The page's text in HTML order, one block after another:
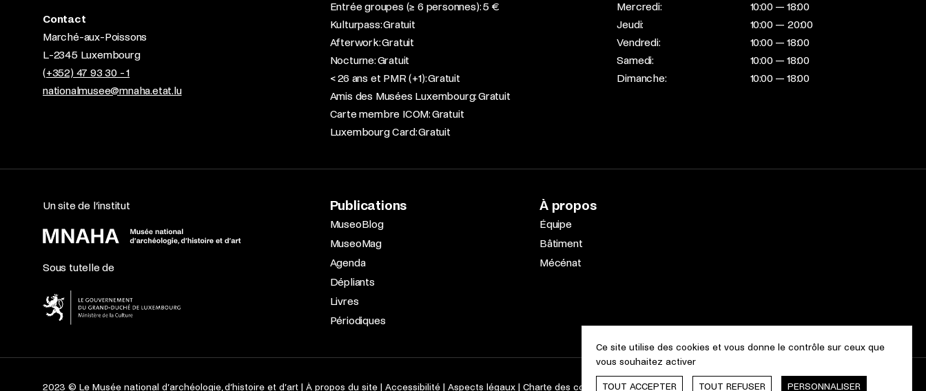
Contact
Marché-aux-Poissons
L-2345 Luxembourg
(+352) 47 93 30 - 1
nationalmusee@mnaha.etat.lu
Entrée groupes (≥ 6 personnes): 5 €
Kulturpass: Gratuit
Afterwork: Gratuit
Nocturne: Gratuit
< 26 ans et PMR (+1): Gratuit
Amis des Musées Luxembourg: Gratuit
Carte membre ICOM: Gratuit
Luxembourg Card: Gratuit
Mercredi:
10:00 — 18:00
Jeudi:
10:00 — 20:00
Vendredi:
10:00 — 18:00
Samedi:
10:00 — 18:00
Dimanche:
10:00 — 18:00
Un site de l’institut
Sous tutelle de
Publications
MuseoBlog
MuseoMag
Agenda
Dépliants
Livres
Périodiques
À propos
Équipe
Bâtiment
Mécénat
2023 © Le Musée national d’archéologie, d’histoire et d’art | À propos du site Accessibilité Aspects légaux Charte des cookies Webdesign & Développement bycropmark
Ce site utilise des cookies et vous donne le contrôle sur ceux que
vous souhaitez activer
TOUT ACCEPTER TOUT REFUSER PERSONNALISER